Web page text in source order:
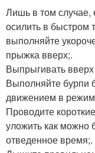
Лишь в том случае,
осилить в быстром
выполняйте
прыжка вверх;.
Выпрыгивать
Выполняйте бурпи
движением в
Проводите
уложить как можно
отведенное время;.